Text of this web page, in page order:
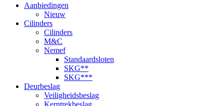
Aanbiedingen
Nieuw
Cilinders
Cilinders
M&C
Nemef
Standaardsloten
SKG**
SKG***
Deurbeslag
Veiligheidsbeslag
Kerntrekbeslag